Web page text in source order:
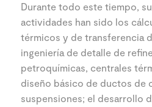
Durante todo este tiempo,
actividades han sido los
térmicos y de transferencia
ingeniería de detalle de
petroquímicas, centrales
diseño básico de ductos de
suspensiones; el desarrollo